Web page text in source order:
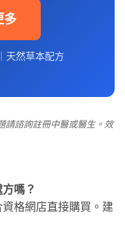
多
天然草本配方
請諮詢註冊中醫或醫生。效
嗎？
格網店直接購買。建